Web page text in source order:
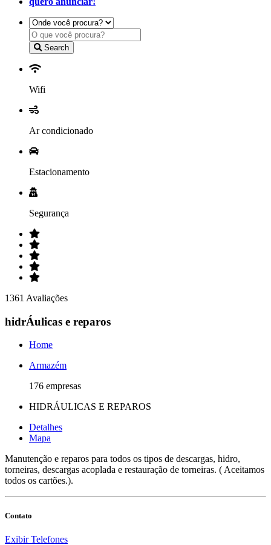
Search
Wifi
Ar condicionado
Estacionamento
Segurança
1361 Avaliações
hidrÁulicas e reparos
Home
Armazém
176 empresas
HIDRÁULICAS E REPAROS
Detalhes
Mapa
Manutenção e reparos para todos os tipos de descargas, hidro,
torneiras, descargas acoplada e restauração de torneiras. ( Aceitamos
todos os cartões.).
Contato
Exibir Telefones